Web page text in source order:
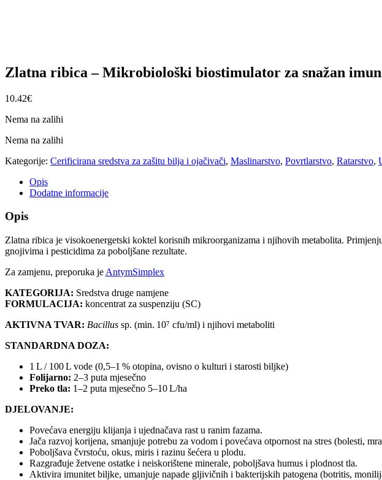
Zlatna ribica – Mikrobiološki biostimulator za snažan
10.42€
Nema na zalihi
Nema na zalihi
Kategorije: Cerificirana sredstva za zašitu bilja i ojačivači, Maslinarstvo, Povrtlarstvo, Ratarstvo,
Opis
Dodatne informacije
Opis
Zlatna ribica je visokoenergetski koktel korisnih mikroorganizama i njihovih metabolita.
gnojivima i pesticidima za poboljšane rezultate.
Za zamjenu, preporuka je AntymSimplex
KATEGORIJA: Sredstva druge namjene
FORMULACIJA: koncentrat za suspenziju (SC)
AKTIVNA TVAR: Bacillus sp. (min. 10⁷ cfu/ml) i njihovi metaboliti
STANDARDNA DOZA:
1 L / 100 L vode (0,5–1 % otopina, ovisno o kulturi i starosti biljke)
Folijarno: 2–3 puta mjesečno
Preko tla: 1–2 puta mjesečno 5–10 L/ha
DJELOVANJE:
Povećava energiju klijanja i ujednačava rast u ranim fazama.
Jača razvoj korijena, smanjuje potrebu za vodom i povećava otpornost na stres (bole­sti,
Poboljšava čvrstoću, okus, miris i razinu šećera u plodu.
Razgrađuje žetvene ostatke i neiskorištene minerale, poboljšava humus i plodnost tla.
Aktivira imunitet biljke, umanjuje napade gljivičnih i bakterijskih patogena (botritis,